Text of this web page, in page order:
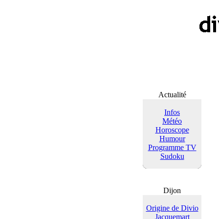
Actualité
Infos
Météo
Horoscope
Humour
Programme TV
Sudoku
Dijon
Origine de Divio
Jacquemart